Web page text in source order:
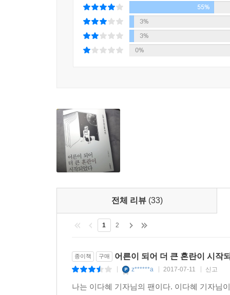
꾸미고 강간당한 것처럼 꾸민다. 여성성을 십
그렇다고 에이미가 여성을 대표하는 단 한 명
시청자가 덱스터의 행동을 옹호하지는 않는 것처럼.
가정교사로 일하면서 저택 주인 로체스터와 서
그의 곁을 떠난다. 그 후 저택에 불이 나 버사
목소리를 듣고 저택으로 달려온 제인은 진정한
대신 로체스터의 곁을 머물기로 한 제인 에어
부유하고 아름다웠던 버사는 왜 영국으로 시집와
어떻게 해피엔딩을 맞이했는가. 왕자님이 올 때
보여준다. 동화 속 여자 주인공은 항상 인내의
바람기에, 거짓말에, 불법행위에 그저 인내하는 모
55%
3%
3%
0%
전체 리뷰 (33)
1 2
종이책 구매 어른이 되어 더 큰 혼란이 시작
z******a 2017-07-11 신고
나는 이다혜 기자님의 팬이다. 이다혜 기자님